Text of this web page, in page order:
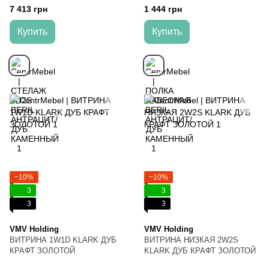
7 413 грн
Купить
1 444 грн
Купить
−10%
3
3
VMV Holding
ВИТРИНА 1W1D KLARK ДУБ
КРАФТ ЗОЛОТОЙ
−10%
3
3
VMV Holding
ВИТРИНА НИЗКАЯ 2W2S
KLARK ДУБ КРАФТ ЗОЛОТОЙ